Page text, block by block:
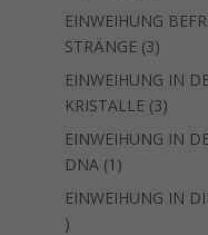
Produkt
EINWEIHUNG
STRÄNGE 33
EINWEIHUNG IN
KRISTALLE 33
EINWEIHUNG IN
DNA 1 1
Produkt
EINWEIHUNG IN
1